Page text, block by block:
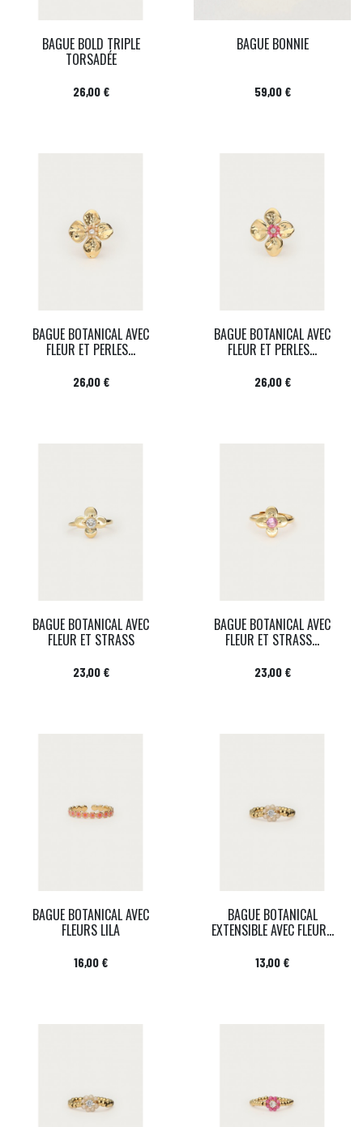
BAGUE BOLD TRIPLE
TORSADÉE
Prix
26,00 €
BAGUE BONNIE
Prix
59,00 €
BAGUE BOTANICAL AVEC
FLEUR ET PERLES...
Prix
26,00 €
BAGUE BOTANICAL AVEC
FLEUR ET PERLES...
Prix
26,00 €
BAGUE BOTANICAL AVEC
FLEUR ET STRASS
Prix
23,00 €
BAGUE BOTANICAL AVEC
FLEUR ET STRASS...
Prix
23,00 €
BAGUE BOTANICAL AVEC
FLEURS LILA
Prix
16,00 €
BAGUE BOTANICAL
EXTENSIBLE AVEC FLEUR...
Prix
13,00 €